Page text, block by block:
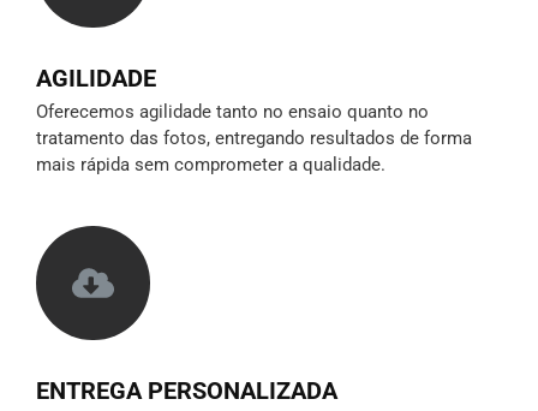
AGILIDADE
Oferecemos agilidade tanto no ensaio quanto no
tratamento das fotos, entregando resultados de forma
mais rápida sem comprometer a qualidade.
ENTREGA PERSONALIZADA